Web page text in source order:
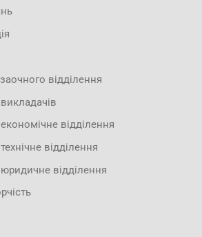
відділення
відділення
відділення
відділення